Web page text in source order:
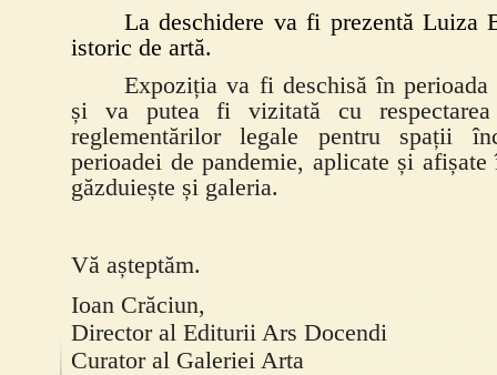
La deschidere va fi prezentă Luiza
istoric de artă.
Expoziția va fi deschisă în
și va putea fi vizitată cu
reglementărilor legale pentru spații
perioadei de pandemie, aplicate și afișate
găzduiește și galeria.
Vă așteptăm.
Ioan Crăciun,
Director al Editurii Ars Docendi
Curator al Galeriei Arta